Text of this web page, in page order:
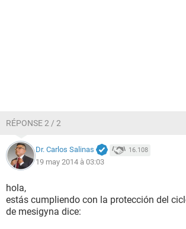
RÉPONSE 2 / 2
Dr. Carlos Salinas 16.108
19 may 2014 à 03:03
hola,
estás cumpliendo con la protección del
de mesigyna dice: